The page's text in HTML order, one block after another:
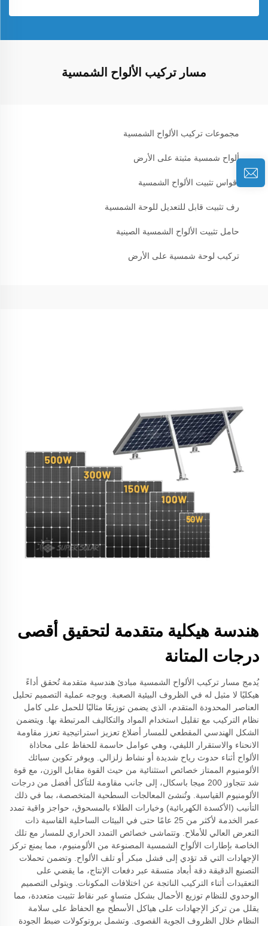
مسار تركيب الألواح الشمسية
مجموعات تركيب الألواح الشمسية
ألواح شمسية مثبتة على الأرض
أقواس تثبيت الألواح الشمسية
رف تثبيت قابل للتعديل للوحة الشمسية
حامل تثبيت الألواح الشمسية الصينية
تركيب لوحة شمسية على الأرض
هندسة هيكلية متقدمة لتحقيق أقصى
درجات المتانة
يُدمج مسار تركيب الألواح الشمسية مبادئ هندسية متقدمة تُحقق أداءً
هيكليًا لا مثيل له في الظروف البيئية الصعبة. ويوجه عملية التصميم تحليل
العناصر المحدودة المتقدم، الذي يضمن توزيعًا مثاليًا للحمل على كامل
نظام التركيب مع تقليل استخدام المواد والتكاليف المرتبطة بها. ويتضمن
الشكل الهندسي المقطعي للمسار أضلاع تعزيز استراتيجية تعزز مقاومة
الانحناء والاستقرار الليفي، وهي عوامل حاسمة للحفاظ على محاذاة
الألواح أثناء حدوث رياح شديدة أو نشاط زلزالي. ويوفر تكوين سبائك
الألومنيوم الممتاز خصائص استثنائية من حيث القوة مقابل الوزن، مع قوة
شد تتجاوز 200 ميجا باسكال، إلى جانب مقاومة للتآكل أفضل من درجات
الألومنيوم القياسية. وتُنشئ المعالجات السطحية المتخصصة، بما في ذلك
التأنيب (الأكسدة الكهربائية) وخيارات الطلاء بالمسحوق، حواجز واقية تمدد
عمر الخدمة لأكثر من 25 عامًا حتى في البيئات الساحلية القاسية ذات
التعرض العالي للأملاح. وتتماشى خصائص التمدد الحراري للمسار مع تلك
الخاصة بإطارات الألواح الشمسية المصنوعة من الألومنيوم، مما يمنع تركز
الإجهادات التي قد تؤدي إلى فشل مبكر أو تلف الألواح. وتضمن تحملات
التصنيع الدقيقة دقة أبعاد متسقة عبر دفعات الإنتاج، ما يقضي على
التعقيدات أثناء التركيب الناتجة عن اختلافات المكونات. ويتولى التصميم
الوحدوي للنظام توزيع الأحمال بشكل متساوٍ عبر نقاط تثبيت متعددة، مما
يقلل من تركز الإجهادات على هياكل الأسطح مع الحفاظ على سلامة
النظام خلال الظروف الجوية القصوى. وتشمل بروتوكولات ضبط الجودة